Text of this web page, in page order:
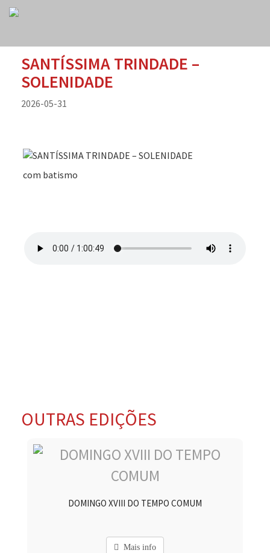
SANTÍSSIMA TRINDADE –
SOLENIDADE
2026-05-31
com batismo
OUTRAS EDIÇÕES
DOMINGO XVIII DO TEMPO COMUM
Mais info